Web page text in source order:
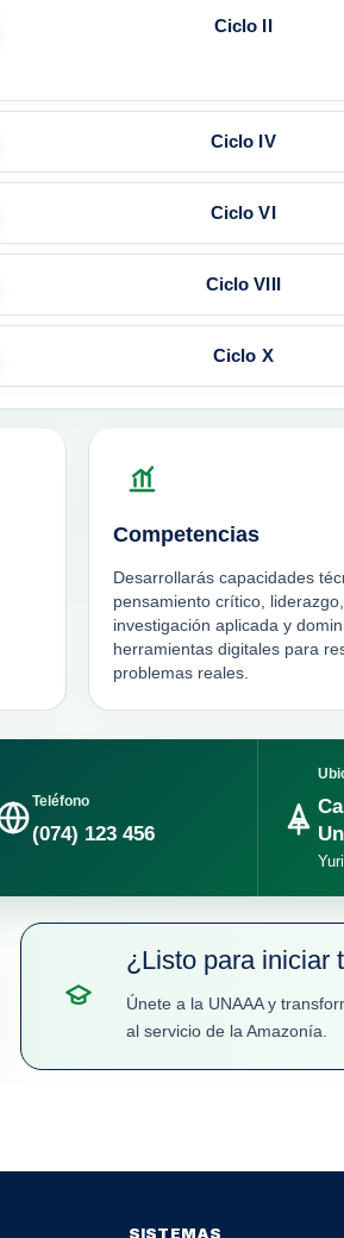
Ciclo II
Ciclo IV
Ciclo VI
Ciclo VIII
Ciclo X
Competencias
Desarrollarás capacidades
pensamiento crítico, liderazgo,
investigación aplicada y
herramientas digitales para
problemas reales.
Teléfono
(074) 123 456
¿Listo para iniciar
Únete a la UNAAA y
al servicio de la Amazonía.
SISTEMAS